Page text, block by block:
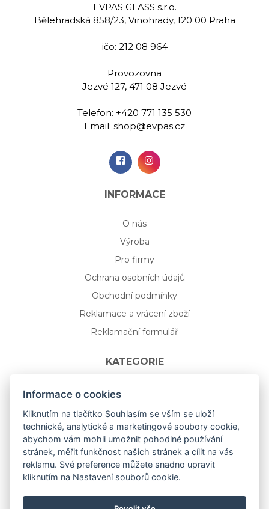
Ručně rytá sklenička na
whisky 280 ml
Přidat do
EVPAS GLASS s.r.o.
Bělehradská 858/23, Vinohrady, 120 00 Praha
ičo: 212 08 964
Provozovna
Jezvé 127, 471 08 Jezvé
Telefon: +420 771 135 530
Email: shop@evpas.cz
INFORMACE
O nás
Výroba
Pro firmy
Ochrana osobních údajů
Obchodní podmínky
Reklamace a vrácení zboží
Reklamační formulář
KATEGORIE
Nápojové sklo
Bydlení
Dárkový poukaz na míru
Mystery box
Kolekce
NOVÁ rozkvetlá KOLEKCE 🌸🌼
Informace o cookies
Kliknutím na tlačítko Souhlasím se vším se uloží
technické, analytické a marketingové soubory cookie,
abychom vám mohli umožnit pohodlné používání
stránek, měřit funkčnost našich stránek a cílit na vás
reklamu. Své preference můžete snadno upravit
kliknutím na Nastavení souborů cookie.